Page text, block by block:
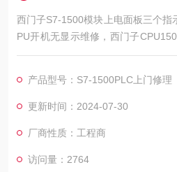
西门子S7-1500模块上电面板三个指
PU开机无显示维修，西门子
U1500启动面板不亮维修，西门子
维修，西门子CPU1500上电不启动
电烧坏维修，西门子CPU1500启动
产品型号：S7-1500PLC上门修理
更新时间：2024-07-30
厂商性质：工程商
访问量：2764